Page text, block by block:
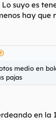
suyo es
hay que
medio en
pajas
en la